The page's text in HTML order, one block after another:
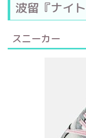
波留『ナイ
スニーカー